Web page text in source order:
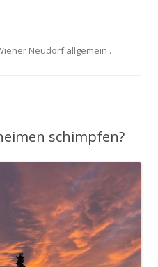
Neudorf allgemein .
schimpfen?